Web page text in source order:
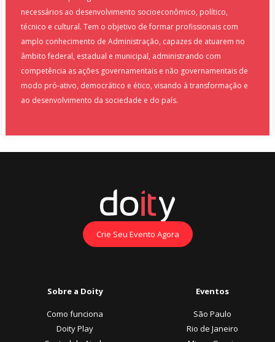
necessários ao desenvolvimento socioeconômico, político,
técnico e cultural. Tem o objetivo de formar profissionais com
amplo conhecimento de Administração, capazes de atuarem no
âmbito federal, estadual e municipal, administrando com
competência as ações governamentais e não governamentais de
modo pró-ativo, democrático e ético, visando à transformação e
ao desenvolvimento da sociedade e do país.
Crie Seu Evento Agora
Sobre a Doity
Como funciona
Doity Play
Eventos
São Paulo
Rio de Janeiro